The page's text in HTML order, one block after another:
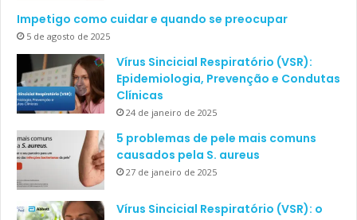
Impetigo como cuidar e quando se preocupar
5 de agosto de 2025
Vírus Sincicial Respiratório (VSR):
Epidemiologia, Prevenção e Condutas
Clínicas
24 de janeiro de 2025
5 problemas de pele mais comuns
causados pela S. aureus
27 de janeiro de 2025
Vírus Sincicial Respiratório (VSR): o